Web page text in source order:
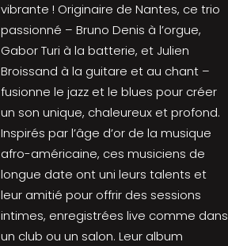
vibrante ! Originaire de Nantes, ce trio
passionné – Bruno Denis à l’orgue,
Gabor Turi à la batterie, et Julien
Broissand à la guitare et au chant –
fusionne le jazz et le blues pour créer
un son unique, chaleureux et profond.
Inspirés par l’âge d’or de la musique
afro-américaine, ces musiciens de
longue date ont uni leurs talents et
leur amitié pour offrir des sessions
intimes, enregistrées live comme dans
un club ou un salon. Leur album